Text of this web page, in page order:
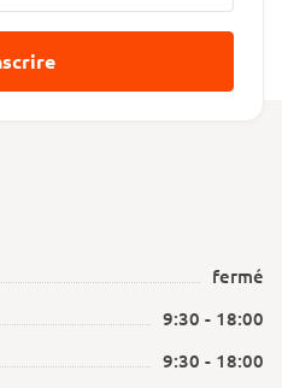
fermé
9:30 - 18:00
9:30 - 18:00